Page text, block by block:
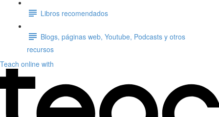
Libros recomendados
Blogs, páginas web, Youtube, Podcasts y otros
recursos
Teach online with